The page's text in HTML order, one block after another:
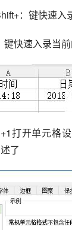
：键快速入
快速入录当
打开单元格
了